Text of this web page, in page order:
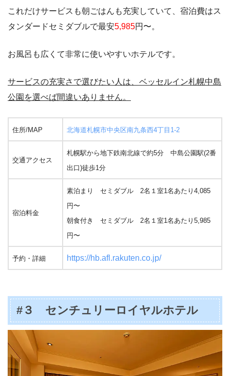
これだけサービスも朝ごはんも充実していて、宿泊費はス
タンダードセミダブルで最安5,985円〜。
お風呂も広くて非常に使いやすいホテルです。
サービスの充実さで選びたい人は、ベッセルイン札幌中島
公園を選べば間違いありません。
住所/MAP 北海道札幌市中央区南九条西4丁目1-2
交通アクセス
札幌駅から地下鉄南北線で約5分 中島公園駅(2番
出口)徒歩1分
宿泊料金
素泊まり セミダブル 2名１室1名あたり4,085
円〜
朝食付き セミダブル 2名１室1名あたり5,985
円〜
予約・詳細 https://hb.afl.rakuten.co.jp/
#３ センチュリーロイヤルホテル